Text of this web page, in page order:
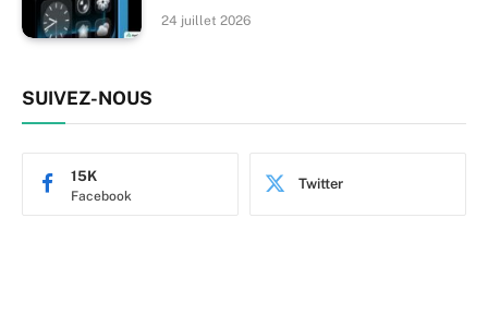
24 juillet 2026
SUIVEZ-NOUS
Facebook
15K Twitter